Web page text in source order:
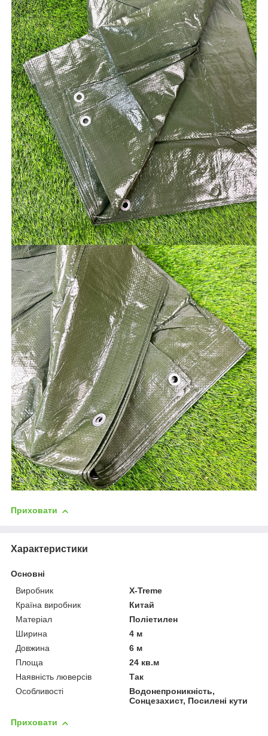
Приховати
Характеристики
Основні
Виробник
X-Treme
Країна виробник
Китай
Матеріал
Поліетилен
Ширина
4 м
Довжина
6 м
Площа
24 кв.м
Наявність люверсів
Так
Особливості
Водонепроникність,
Сонцезахист, Посилені кути
Приховати